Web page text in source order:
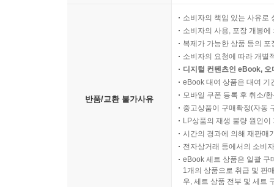
반품/교환 불가사유
소비자의 책임 있는 사유로
소비자의 사용, 포장 개봉
복제가 가능한 상품 등의
소비자의 요청에 따라 개별
디지털 컨텐츠인 eBook,
eBook 대여 상품은 대여 기
모바일 쿠폰 등록 후 취소/
중고상품이 구매확정(자동
LP상품의 재생 불량 원인
시간의 경과에 의해 재판매
전자상거래 등에서의 소비
eBook 세트 상품은 일괄 구
1개의 상품으로 취급 및 판
우, 세트 상품 전부 및 세트